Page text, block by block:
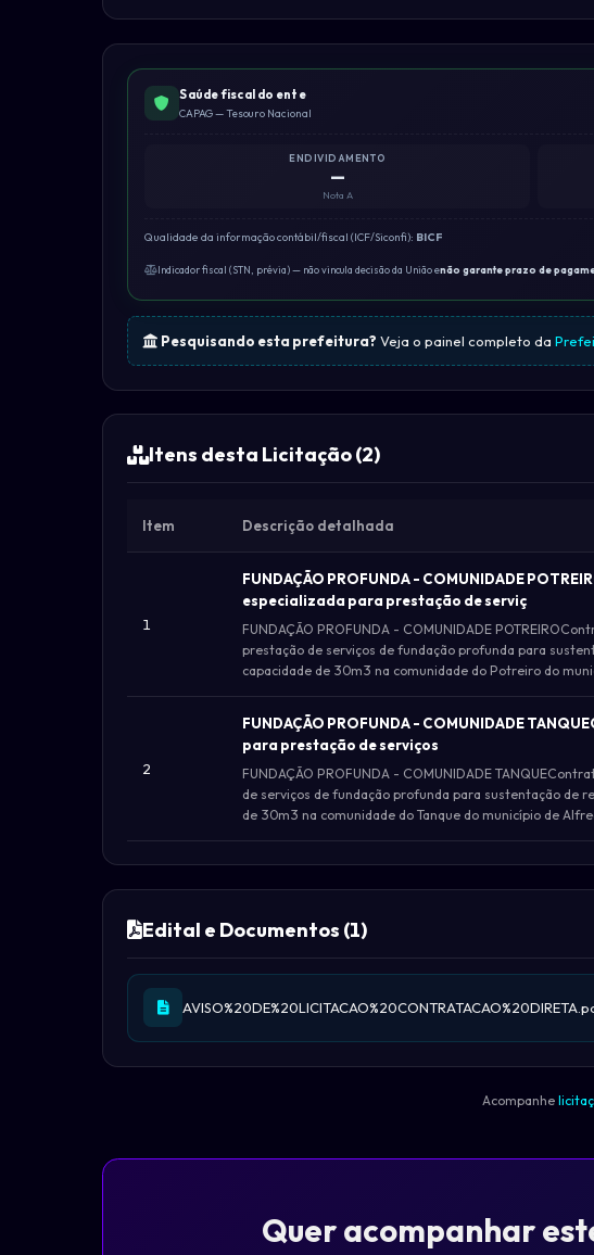
Saúde fiscal do ente
CAPAG — Tesouro Nacional
ENDIVIDAMENTO
—
Nota A
Qualidade da informação contábil/fiscal (ICF/Siconfi): BICF
Indicador fiscal (STN, prévia) — não vincula decisão da União enão garante prazo de
Pesquisando esta prefeitura? Veja o painel completo da
Itens desta Licitação (2)
Item Descrição detalhada
1
FUNDAÇÃO PROFUNDA - COMUNIDADE
especializada para prestação de serviç
FUNDAÇÃO PROFUNDA - COMUNIDADE
prestação de serviços de fundação profunda para
capacidade de 30m3 na comunidade do Potreiro do
2
FUNDAÇÃO PROFUNDA - COMUNIDADE
para prestação de serviços
FUNDAÇÃO PROFUNDA - COMUNIDADE
de serviços de fundação profunda para sustentação de
de 30m3 na comunidade do Tanque do município de
Edital e Documentos (1)
Acompanhe
Quer acompanhar